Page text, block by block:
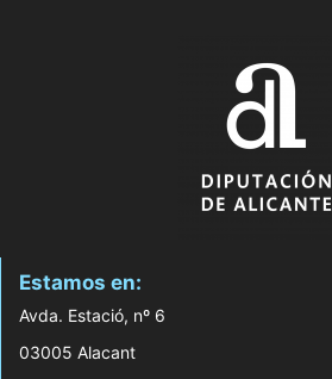
Estamos en:
Avda. Estació, nº 6
03005 Alacant